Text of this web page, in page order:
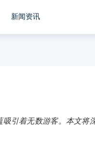
新闻资讯
引着无数游客。本文将